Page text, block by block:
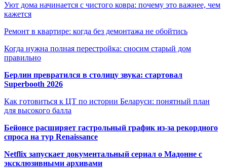
Уют дома начинается с чистого ковра: почему это важнее, чем
кажется
Ремонт в квартире: когда без демонтажа не обойтись
Когда нужна полная перестройка: сносим старый дом
правильно
Берлин превратился в столицу звука: стартовал
Superbooth 2026
Как готовиться к ЦТ по истории Беларуси: понятный план
для высокого балла
Бейонсе расширяет гастрольный график из-за рекордного
спроса на тур Renaissance
Netflix запускает документальный сериал о Мадонне с
эксклюзивными архивами